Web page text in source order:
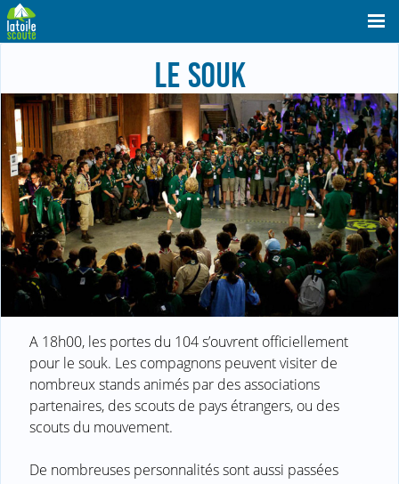
LE SOUK
A 18h00, les portes du 104 s’ouvrent officiellement
pour le souk. Les compagnons peuvent visiter de
nombreux stands animés par des associations
partenaires, des scouts de pays étrangers, ou des
scouts du mouvement.
De nombreuses personnalités sont aussi passées